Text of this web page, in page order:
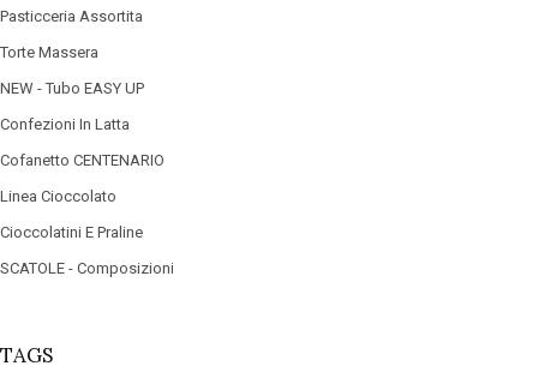
Pasticceria Assortita
Torte Massera
NEW - Tubo EASY UP
Confezioni In Latta
Cofanetto CENTENARIO
Linea Cioccolato
Cioccolatini E Praline
SCATOLE - Composizioni
TAGS